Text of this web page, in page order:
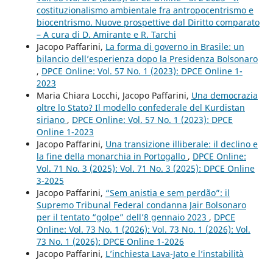
costituzionalismo ambientale fra antropocentrismo e
biocentrismo. Nuove prospettive dal Diritto comparato
– A cura di D. Amirante e R. Tarchi
Jacopo Paffarini, La forma di governo in Brasile: un
bilancio dell’esperienza dopo la Presidenza Bolsonaro
, DPCE Online: Vol. 57 No. 1 (2023): DPCE Online 1-
2023
Maria Chiara Locchi, Jacopo Paffarini, Una democrazia
oltre lo Stato? Il modello confederale del Kurdistan
siriano , DPCE Online: Vol. 57 No. 1 (2023): DPCE
Online 1-2023
Jacopo Paffarini, Una transizione illiberale: il declino e
la fine della monarchia in Portogallo , DPCE Online:
Vol. 71 No. 3 (2025): Vol. 71 No. 3 (2025): DPCE Online
3-2025
Jacopo Paffarini, “Sem anistia e sem perdão”: il
Supremo Tribunal Federal condanna Jair Bolsonaro
per il tentato “golpe” dell’8 gennaio 2023 , DPCE
Online: Vol. 73 No. 1 (2026): Vol. 73 No. 1 (2026): Vol.
73 No. 1 (2026): DPCE Online 1-2026
Jacopo Paffarini, L’inchiesta Lava-Jato e l’instabilità